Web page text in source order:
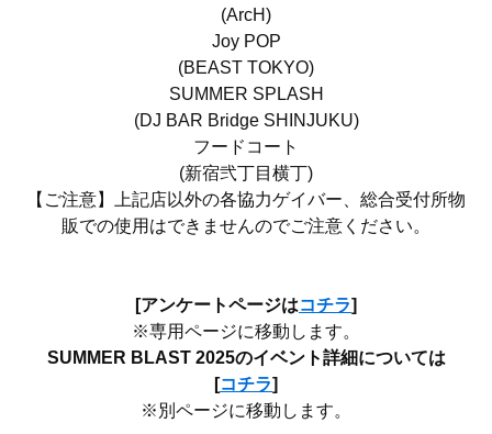
(ArcH)
Joy POP
(BEAST TOKYO)
SUMMER SPLASH
(DJ BAR Bridge SHINJUKU)
フードコート
(新宿弐丁目横丁)
【ご注意】上記店以外の各協力ゲイバー、総合受付所物
販での使用はできませんのでご注意ください。
[アンケートページはコチラ]
※専用ページに移動します。
SUMMER BLAST 2025のイベント詳細については
[コチラ]
※別ページに移動します。